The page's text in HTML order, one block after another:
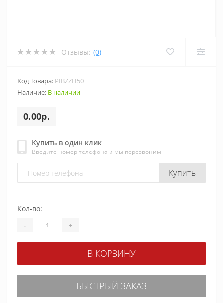
Отзывы: (0)
Код Товара: PIBZZH50
Наличие: В наличии
0.00р.
Купить в один клик
Введите номер телефона и мы перезвоним
Купить
Кол-во:
- +
В КОРЗИНУ
БЫСТРЫЙ ЗАКАЗ